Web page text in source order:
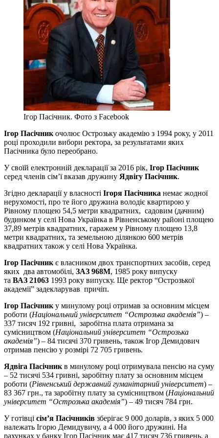
Ігор Пасічник. Фото з Facebook
Ігор Пасічник очолює Острозьку академію з 1994 року, у 2011
році проходили вибори ректора, за результатами яких
Пасічника було переобрано.
У своїй електронній декларації за 2016 рік, Ігор Пасічник
серед членів сім’ї вказав дружину Ядвігу Пасічник.
Згідно декларації у власності Ігоря Пасічника немає жодної
нерухомості, про те його дружина володіє квартирою у
Рівному площею 54,5 метри квадратних, садовим (дачним)
будинком у селі Нова Українка в Рівненському районі площею
37,89 метрів квадратних, гаражем у Рівному площею 13,8
метри квадратних, та земельною ділянкою 600 метрів
квадратних також у селі Нова Українка.
Ігор Пасічник є власником двох транспортних засобів, серед
яких два автомобілі, ЗАЗ 968М, 1985 року випуску
та ВАЗ 21063 1993 року випуску. Ще ректор “Острозької
академії” задекларував причіп.
Ігор Пасічник у минулому році отримав за основним місцем
роботи (Національний університет “Острозька академія”) –
337 тисяч 192 гривні, заробітна плата отримана за
сумісництвом (Національний університет “Острозька
академія”) – 84 тисячі 370 гривень, також Ігор Демидович
отримав пенсію у розмірі 72 705 гривень.
Ядвіга Пасічник в минулому році отримувала пенсію на суму
– 52 тисячі 534 гривні, заробітну плату за основним місцем
роботи (Рівненський державний гуманітарний університет) –
83 367 грн., та заробітну плату за сумісництвом (Національний
університет “Острозька академія”) – 49 тисяч 784 грн.
У готівці сім’я Пасічників зберігає 9 000 доларів, з яких 5 000
належать Ігорю Демидувичу, а 4 000 його дружині. На
рахунках у банку Ігор Пасічник має 417 тисяч 736 гривень, а